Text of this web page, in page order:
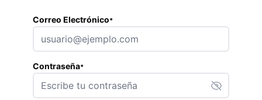
Correo Electrónico*
Contraseña*